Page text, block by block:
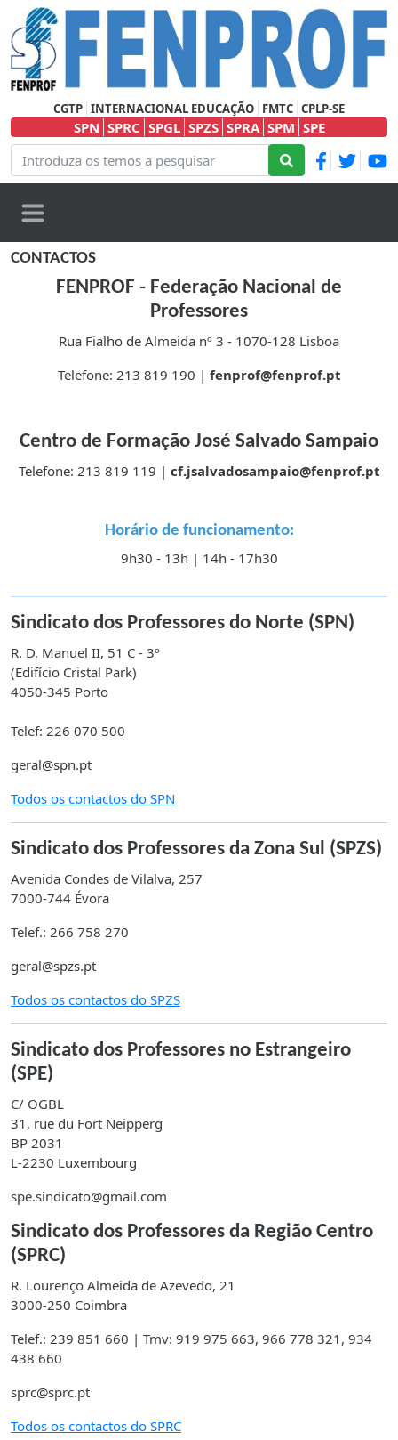
CGTP INTERNACIONAL EDUCAÇÃO FMTC CPLP-SE
SPN SPRC SPGL SPZS SPRA SPM SPE
CONTACTOS
FENPROF - Federação Nacional de
Professores
Rua Fialho de Almeida nº 3 - 1070-128 Lisboa
Telefone: 213 819 190 | fenprof@fenprof.pt
Centro de Formação José Salvado Sampaio
Telefone: 213 819 119 | cf.jsalvadosampaio@fenprof.pt
Horário de funcionamento:
9h30 - 13h | 14h - 17h30
Sindicato dos Professores do Norte (SPN)
R. D. Manuel II, 51 C - 3º
(Edifício Cristal Park)
4050-345 Porto
Telef: 226 070 500
geral@spn.pt
Todos os contactos do SPN
Sindicato dos Professores da Zona Sul (SPZS)
Avenida Condes de Vilalva, 257
7000-744 Évora
Telef.: 266 758 270
geral@spzs.pt
Todos os contactos do SPZS
Sindicato dos Professores no Estrangeiro
(SPE)
C/ OGBL
31, rue du Fort Neipperg
BP 2031
L-2230 Luxembourg
spe.sindicato@gmail.com
Sindicato dos Professores da Região Centro
(SPRC)
R. Lourenço Almeida de Azevedo, 21
3000-250 Coimbra
Telef.: 239 851 660 | Tmv: 919 975 663, 966 778 321, 934
438 660
sprc@sprc.pt
Todos os contactos do SPRC